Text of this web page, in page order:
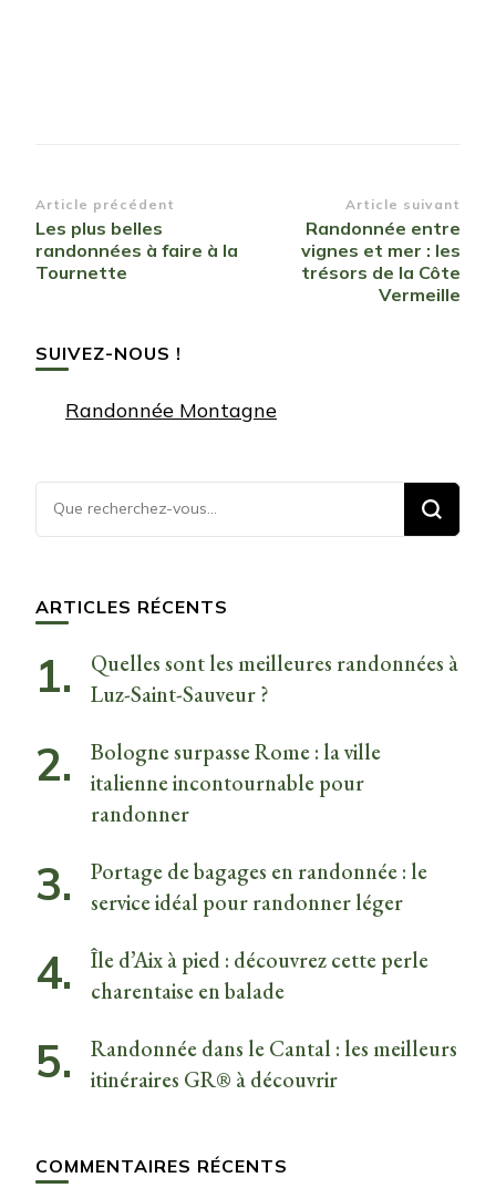
Navigation
d’article
Article précédent
Les plus belles
randonnées à faire à la
Tournette
Article suivant
Randonnée entre
vignes et mer : les
trésors de la Côte
Vermeille
SUIVEZ-NOUS !
Randonnée Montagne
Vous
recherchiez
ARTICLES RÉCENTS
Quelles sont les meilleures randonnées à
Luz-Saint-Sauveur ?
Bologne surpasse Rome : la ville
italienne incontournable pour
randonner
Portage de bagages en randonnée : le
service idéal pour randonner léger
Île d’Aix à pied : découvrez cette perle
charentaise en balade
Randonnée dans le Cantal : les meilleurs
itinéraires GR® à découvrir
COMMENTAIRES RÉCENTS